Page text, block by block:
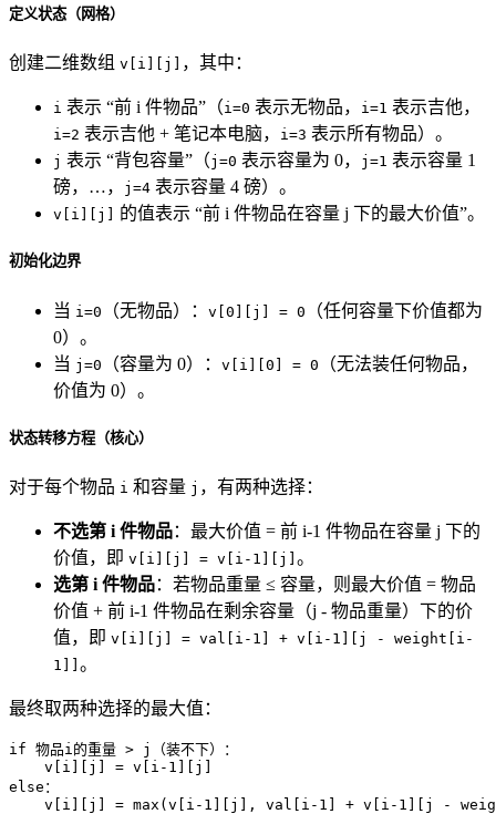
定义状态（网格）
创建二维数组 v[i][j] ，其中：
i 表示 “前 i 件物品”（i=0 表示无物品， i=1 表示吉他，
i=2 表示吉他 + 笔记本电脑， i=3 表示所有物品）。
j 表示 “背包容量”（j=0 表示容量为 0， j=1 表示容量 1
磅，…，
j=4 表示容量 4 磅）。
v[i][j] 的值表示 “前 i 件物品在容量 j 下的最大价值”。
初始化边界
当 i=0 （无物品）： v[0][j] = 0
（任何容量下价值都为
0）。
当 j=0 （容量为 0）： v[i][0] = 0
（无法装任何物品，
价值为 0）。
状态转移方程（核心）
对于每个物品 i 和容量 j ，有两种选择：
不选第 i 件物品：最大价值 = 前 i-1 件物品在容量 j 下的
价值，即 v[i][j] = v[i-1][j] 。
选第 i 件物品：若物品重量 ≤ 容量，则最大价值 = 物品
价值 + 前 i-1 件物品在剩余容量（j - 物品重量）下的价
值，即 v[i][j] = val[i-1] + v[i-1][j - weight[i-
1]] 。
最终取两种选择的最大值：
if 物品i的重量 > j（装不下）：
    v[i][j] = v[i-1][j]
else：
v[i][j] = max(v[i-1][j], val[i-1] + v[i-1][j -